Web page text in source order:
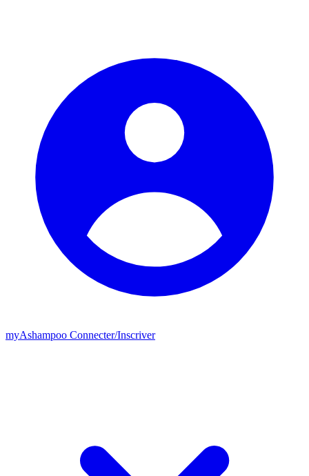
myAshampoo Connecter/Inscriver